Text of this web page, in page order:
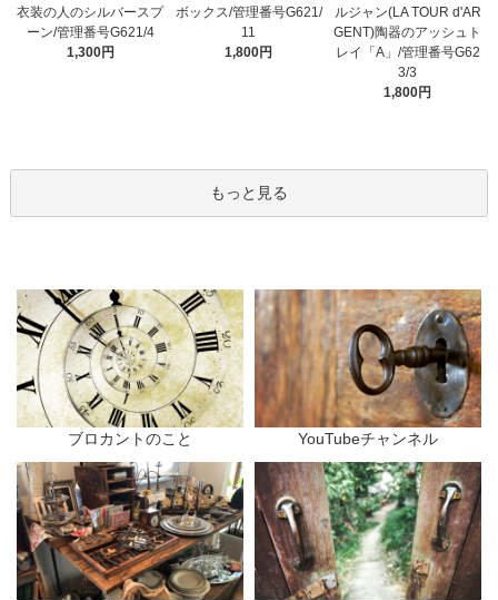
衣装の人のシルバースプ
ーン/管理番号G621/4
1,300円
ボックス/管理番号G621/
11
1,800円
ルジャン(LA TOUR d'AR
GENT)陶器のアッシュト
レイ「A」/管理番号G62
3/3
1,800円
もっと見る
ブロカントのこと YouTubeチャンネル